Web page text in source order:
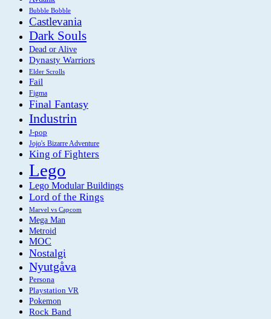
Bubble Bobble
Castlevania
Dark Souls
Dead or Alive
Dynasty Warriors
Elder Scrolls
Fail
Figma
Final Fantasy
Industrin
J-pop
Jojo's Bizarre Adventure
King of Fighters
Lego
Lego Modular Buildings
Lord of the Rings
Marvel vs Capcom
Mega Man
Metroid
MOC
Nostalgi
Nyutgåva
Persona
Playstation VR
Pokemon
Rock Band